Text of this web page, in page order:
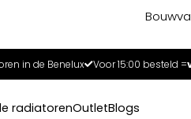
in de Benelux Voor 15:00 besteld =
radiatorenOutletBlogs